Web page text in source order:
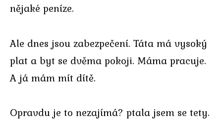
nějaké peníze.
Ale dnes jsou zabezpečení. Táta má vysoký
plat a byt se dvěma pokoji. Máma pracuje.
A já mám mít dítě.
Opravdu je to nezajímá? ptala jsem se tety.